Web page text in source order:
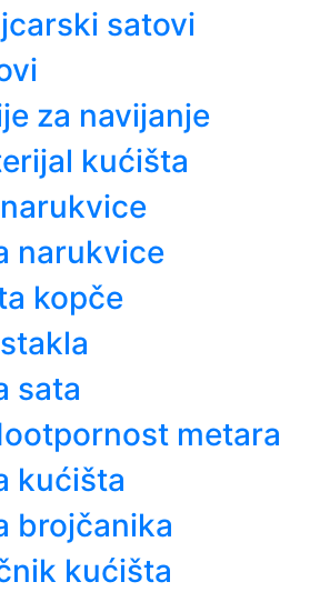
satovi
za navijanje
kućišta
narukvice
kopče
sata
metara
kućišta
brojčanika
kućišta